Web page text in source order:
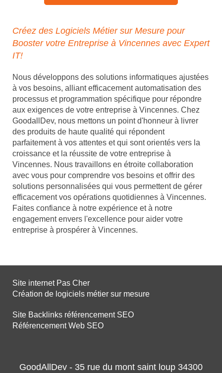
Créez des Logiciels Métier sur Mesure pour
Booster votre Entreprise à Vincennes avec Expert
IT!
Nous développons des solutions informatiques ajustées
à vos besoins, alliant efficacement automatisation des
processus et programmation spécifique pour répondre
aux exigences de votre entreprise à Vincennes. Chez
GoodallDev, nous mettons un point d'honneur à livrer
des produits de haute qualité qui répondent
parfaitement à vos attentes et qui sont orientés vers la
croissance et la réussite de votre entreprise à
Vincennes. Nous travaillons en étroite collaboration
avec vous pour comprendre vos besoins et offrir des
solutions personnalisées qui vous permettent de gérer
efficacement vos opérations quotidiennes à Vincennes.
Faites confiance à notre expérience et à notre
engagement envers l'excellence pour aider votre
entreprise à prospérer à Vincennes.
Site internet Pas Cher
Création de logiciels métier sur mesure
Site Backlinks référencement SEO
Référencement Web SEO
GoodAllDev - 35 rue du mont saint loup 34300